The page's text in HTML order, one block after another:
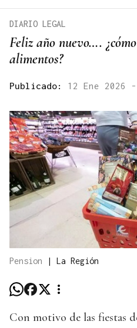
Feliz año nuevo….
alimentos?
DIARIO LEGAL
Publicado: 12 Ene 2026
Pension | La Región
Con motivo de las fiestas